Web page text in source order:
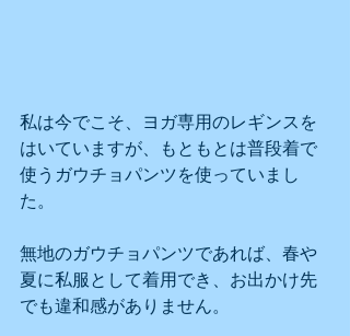
私は今でこそ、ヨガ専用のレギンスを
はいていますが、もともとは普段着で
使うガウチョパンツを使っていまし
た。
無地のガウチョパンツであれば、春や
夏に私服として着用でき、お出かけ先
でも違和感がありません。